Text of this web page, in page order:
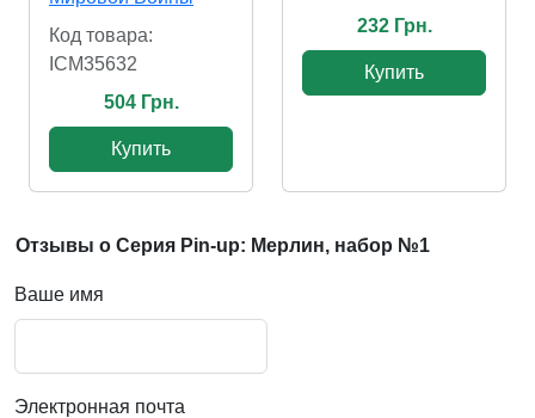
Код товара:
ICM35632
504 Грн.
Купить
232 Грн.
Купить
Отзывы о Серия Pin-up: Мерлин, набор №1
Ваше имя
Электронная почта